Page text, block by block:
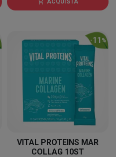
shopping_cart ACQUISTA
-11 %
VITAL PROTEINS MAR
COLLAG 10ST